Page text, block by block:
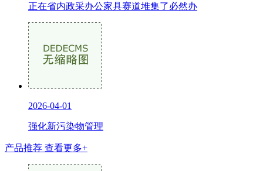
正在省内政采办公家具赛道堆集了必然办
2026-04-01
强化新污染物管理
产品推荐 查看更多+